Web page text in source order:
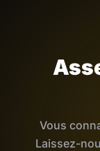
Vous
Laissez-